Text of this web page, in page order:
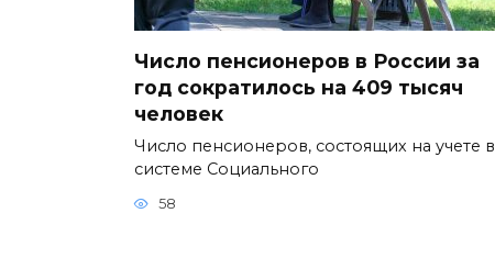
Число пенсионеров в России за
год сократилось на 409 тысяч
человек
Число пенсионеров, состоящих на учете в
системе Социального
58